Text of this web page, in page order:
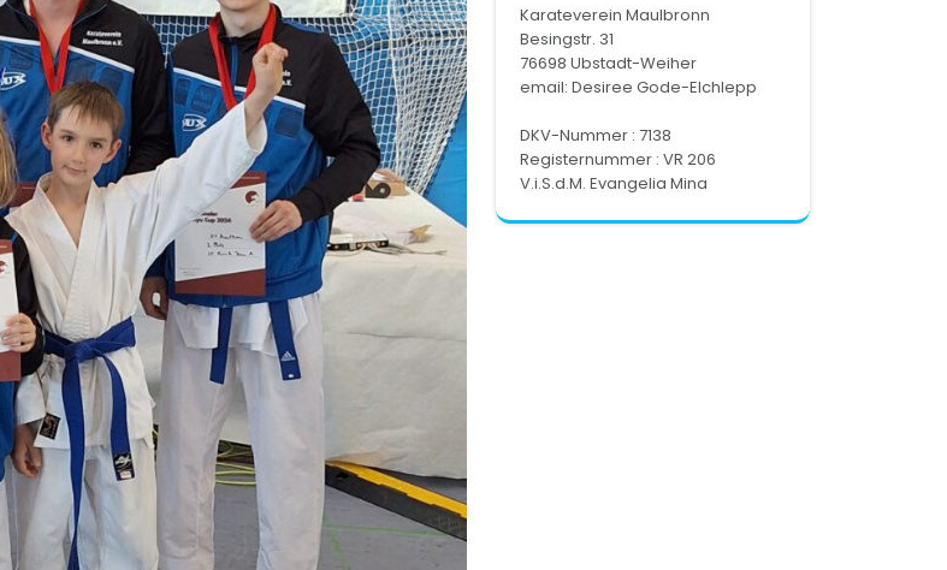
Karateverein Maulbronn
Besingstr. 31
76698 Ubstadt-Weiher
email: Desiree Gode-Elchlepp
DKV-Nummer : 7138
Registernummer : VR 206
V.i.S.d.M. Evangelia Mina